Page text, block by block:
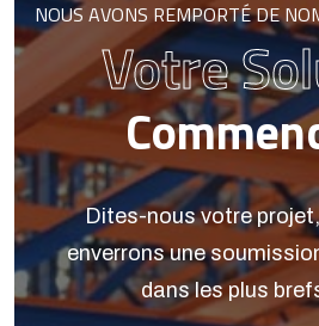
NOUS AVONS REMPORTÉ DE
Votre
Dites-nous votre
enverrons une
dans les plus